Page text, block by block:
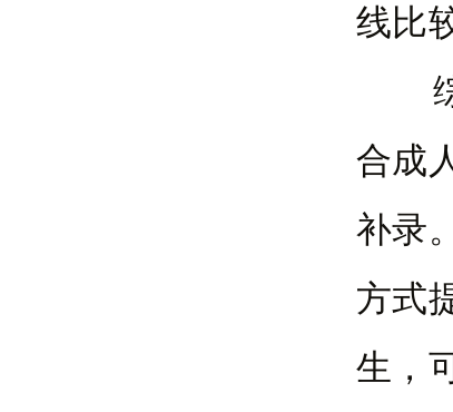
线比
综
合成
补录
方式
生，